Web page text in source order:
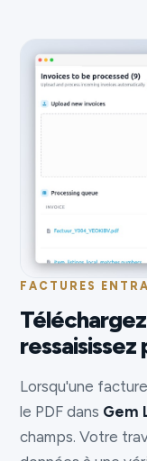
FACTURES
ressaisissez
Lorsqu'une
le PDF dans Gem
champs. Votre